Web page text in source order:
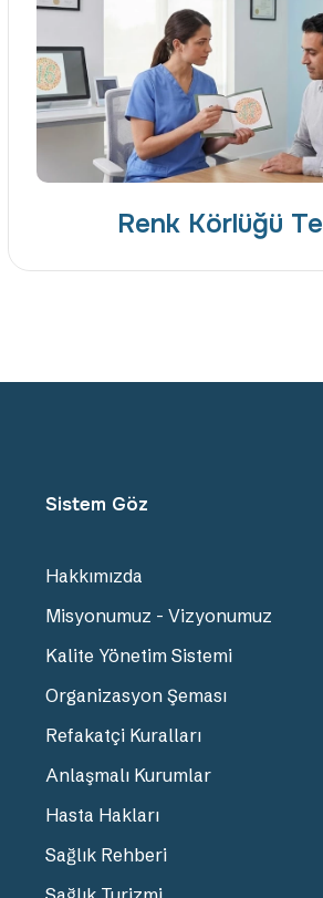
Renk Körlüğü
Sistem Göz
Hakkımızda
Misyonumuz - Vizyonumuz
Kalite Yönetim Sistemi
Organizasyon Şeması
Refakatçi Kuralları
Anlaşmalı Kurumlar
Hasta Hakları
Sağlık Rehberi